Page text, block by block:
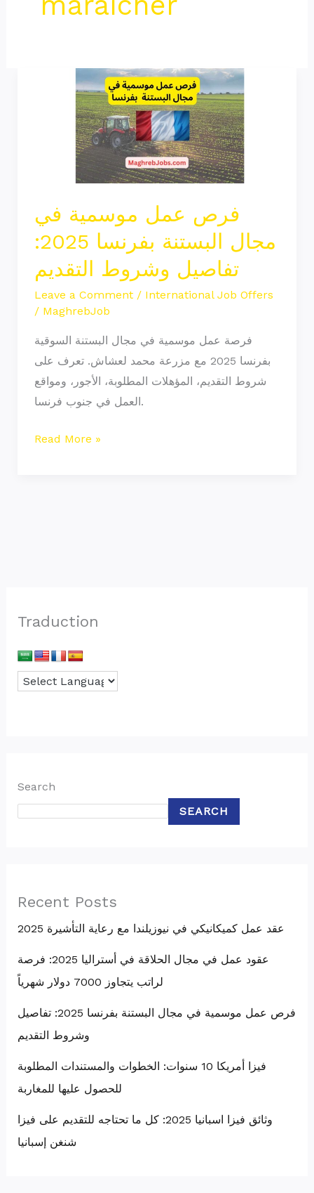
فرص عمل موسمية في
مجال البستنة بفرنسا 2025:
تفاصيل وشروط التقديم
Leave a Comment / International Job Offers
/ MaghrebJob
فرصة عمل موسمية في مجال البستنة السوقية
بفرنسا 2025 مع مزرعة محمد لعشاش. تعرف على
شروط التقديم، المؤهلات المطلوبة، الأجور، ومواقع
العمل في جنوب فرنسا.
2025:
تفاصيل
وشروط
التقديم
Read More »
Traduction
Search
SEARCH
Recent Posts
عقد عمل كميكانيكي في نيوزيلندا مع رعاية التأشيرة 2025
عقود عمل في مجال الحلاقة في أستراليا 2025: فرصة
لراتب يتجاوز 7000 دولار شهرياً
فرص عمل موسمية في مجال البستنة بفرنسا 2025: تفاصيل
وشروط التقديم
فيزا أمريكا 10 سنوات: الخطوات والمستندات المطلوبة
للحصول عليها للمغاربة
وثائق فيزا اسبانيا 2025: كل ما تحتاجه للتقديم على فيزا
شنغن إسبانيا